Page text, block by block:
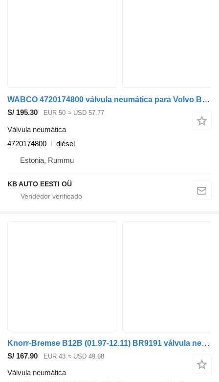
WABCO 4720174800 válvula neumática para Volvo B6, B7, B9, B10, B12 bus (1978-2011) autobús
S/ 195.30 EUR 50 ≈ USD 57.77
Válvula neumática
4720174800
diésel
Estonia, Rummu
KB AUTO EESTI OÜ
Knorr-Bremse B12B (01.97-12.11) BR9191 válvula neumática para Volvo B6, B7, B9, B10, B12 bus (1978-2011) autobús
S/ 167.90 EUR 43 ≈ USD 49.68
Válvula neumática